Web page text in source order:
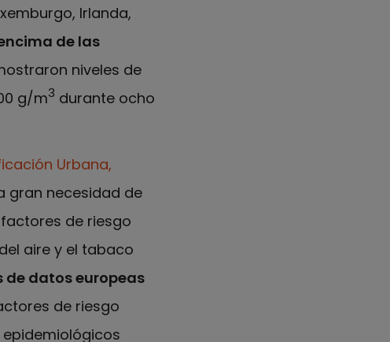
Irlanda,
de las
niveles de
g/m3 durante ocho
Urbana,
gran necesidad de
de riesgo
aire y el tabaco
de datos europeas
de riesgo